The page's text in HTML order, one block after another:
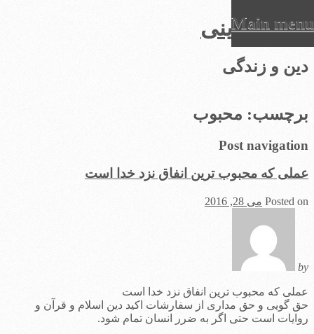
عرفان دینی
دین و زندگی
Main menu
to
content
برچسب: محبوب
Post navigation
عملی که محبوب ترین انفاق نزد خدا است
Posted on می 28, 2016
by
عملی که محبوب ترین انفاق نزد خدا است
حق گویی و حق مداری از سفارشات اکید دین اسلام و قرآن و
روایات است حتی اگر به ضرر انسان تمام شود.